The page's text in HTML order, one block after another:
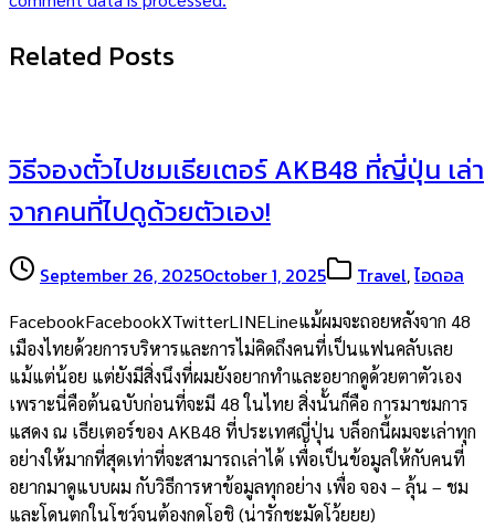
Related Posts
วิธีจองตั๋วไปชมเธียเตอร์ AKB48 ที่ญี่ปุ่น เล่า
จากคนที่ไปดูด้วยตัวเอง!
September 26, 2025October 1, 2025 Travel,ไอดอล
FacebookFacebookXTwitterLINELineแม้ผมจะถอยหลังจาก 48
เมืองไทยด้วยการบริหารและการไม่คิดถึงคนที่เป็นแฟนคลับเลย
แม้แต่น้อย แต่ยังมีสิ่งนึงที่ผมยังอยากทำและอยากดูด้วยตาตัวเอง
เพราะนี่คือต้นฉบับก่อนที่จะมี 48 ในไทย สิ่งนั้นก็คือ การมาชมการ
แสดง ณ เธียเตอร์ของ AKB48 ที่ประเทศญี่ปุ่น บล็อกนี้ผมจะเล่าทุก
อย่างให้มากที่สุดเท่าที่จะสามารถเล่าได้ เพื่อเป็นข้อมูลให้กับคนที่
อยากมาดูแบบผม กับวิธีการหาข้อมูลทุกอย่าง เพื่อ จอง – ลุ้น – ชม
และโดนตกในโชว์จนต้องกดโอชิ (น่ารักชะมัดโว้ยยย)